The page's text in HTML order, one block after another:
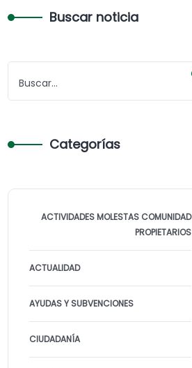
Buscar noticia
Categorías
ACTIVIDADES MOLESTAS COMUNIDAD
PROPIETARIOS
ACTUALIDAD
AYUDAS Y SUBVENCIONES
CIUDADANÍA